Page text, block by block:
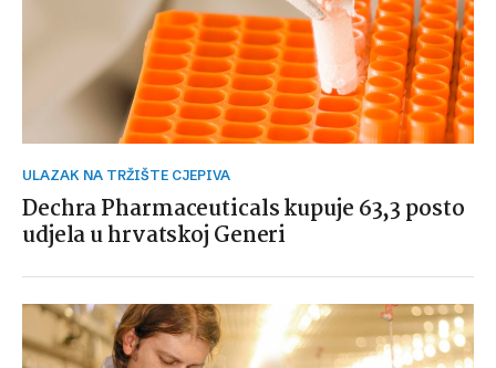
ULAZAK NA TRŽIŠTE CJEPIVA
Dechra Pharmaceuticals kupuje 63,3 posto
udjela u hrvatskoj Generi